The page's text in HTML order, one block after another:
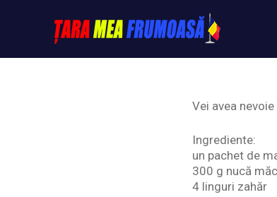
Tarameafrumoasa
Vei avea
Ingrediente:
un pachet de
300 g nucă
4 linguri zahăr